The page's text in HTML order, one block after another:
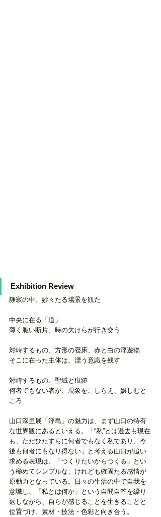
Exhibition Review
静寂の中、妙々たる場景を観た
中央に在る「道」
薄く脆い断片、時の欠けらが行き交う
対峙するもの、方形の寝床、赤と白の浮遊物
そこに在った主体は、漂う意識を残す
対峙するもの、聖域と痕跡
何者でもない者が、現象をこしらえ、娯しむと
ころ
山口深里展「浮島」の魅力は、まず山口の特有
な世界観にあるといえる。「“私”とは過去も現在
も、ただひたすらに何者でもなく私であり、今
後も何者にもなり得ない」と考える山口が追い
求める表現は、「つくりたいからつくる」とい
う極めてシンプルな、けれども確固たる感情が
原動力となっている。日々の生活の中で自我を
意識し、「私とは何か」という自問自答を繰り
返しながら、自らが感じることを生きることと
位置づけ、素材・技法・色彩と向き合う。